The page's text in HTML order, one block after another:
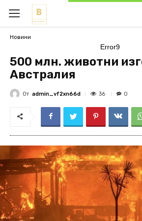
Новини
Error9
500 млн. животни
Австралия
От admin_vf2xn66d 36 0